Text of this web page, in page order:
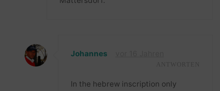
Johannes
In the hebrew inscription only